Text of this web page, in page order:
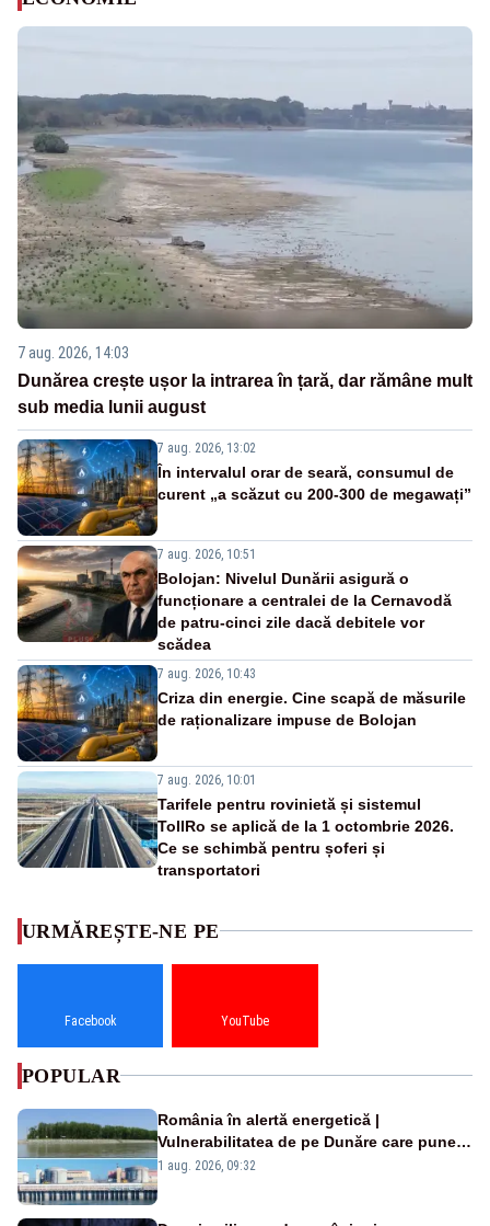
7 aug. 2026, 14:03
Dunărea crește ușor la intrarea în țară, dar rămâne mult
sub media lunii august
7 aug. 2026, 13:02
În intervalul orar de seară, consumul de
curent „a scăzut cu 200-300 de megawați”
7 aug. 2026, 10:51
Bolojan: Nivelul Dunării asigură o
funcționare a centralei de la Cernavodă
de patru-cinci zile dacă debitele vor
scădea
7 aug. 2026, 10:43
Criza din energie. Cine scapă de măsurile
de raționalizare impuse de Bolojan
7 aug. 2026, 10:01
Tarifele pentru rovinietă și sistemul
TollRo se aplică de la 1 octombrie 2026.
Ce se schimbă pentru șoferi și
transportatori
URMĂREȘTE-NE PE
Facebook YouTube
POPULAR
România în alertă energetică |
Vulnerabilitatea de pe Dunăre care pune
în pericol Centrala Cernavodă era
1 aug. 2026, 09:32